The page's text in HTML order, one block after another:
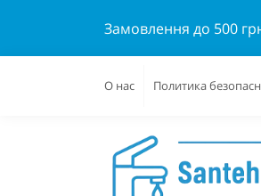
Замовлення до 500
О нас Политика